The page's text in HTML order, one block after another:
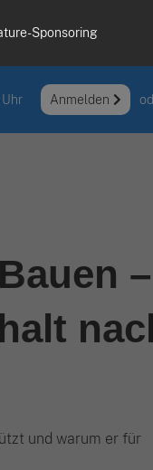
Sponsoring
Anmelden
–
und warum er für